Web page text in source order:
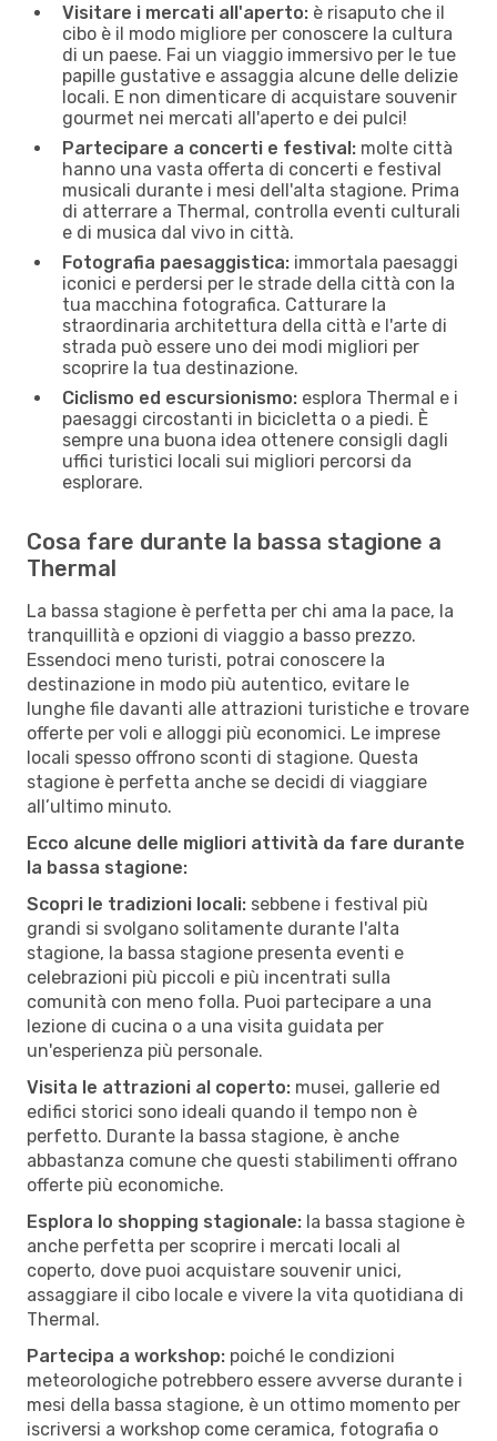
Visitare i mercati all'aperto: è risaputo che il
cibo è il modo migliore per conoscere la cultura
di un paese. Fai un viaggio immersivo per le tue
papille gustative e assaggia alcune delle delizie
locali. E non dimenticare di acquistare souvenir
gourmet nei mercati all'aperto e dei pulci!
Partecipare a concerti e festival: molte città
hanno una vasta offerta di concerti e festival
musicali durante i mesi dell'alta stagione. Prima
di atterrare a Thermal, controlla eventi culturali
e di musica dal vivo in città.
Fotografia paesaggistica: immortala paesaggi
iconici e perdersi per le strade della città con la
tua macchina fotografica. Catturare la
straordinaria architettura della città e l'arte di
strada può essere uno dei modi migliori per
scoprire la tua destinazione.
Ciclismo ed escursionismo: esplora Thermal e i
paesaggi circostanti in bicicletta o a piedi. È
sempre una buona idea ottenere consigli dagli
uffici turistici locali sui migliori percorsi da
esplorare.
Cosa fare durante la bassa stagione a
Thermal
La bassa stagione è perfetta per chi ama la pace, la
tranquillità e opzioni di viaggio a basso prezzo.
Essendoci meno turisti, potrai conoscere la
destinazione in modo più autentico, evitare le
lunghe file davanti alle attrazioni turistiche e trovare
offerte per voli e alloggi più economici. Le imprese
locali spesso offrono sconti di stagione. Questa
stagione è perfetta anche se decidi di viaggiare
all’ultimo minuto.
Ecco alcune delle migliori attività da fare durante
la bassa stagione:
Scopri le tradizioni locali: sebbene i festival più
grandi si svolgano solitamente durante l'alta
stagione, la bassa stagione presenta eventi e
celebrazioni più piccoli e più incentrati sulla
comunità con meno folla. Puoi partecipare a una
lezione di cucina o a una visita guidata per
un'esperienza più personale.
Visita le attrazioni al coperto: musei, gallerie ed
edifici storici sono ideali quando il tempo non è
perfetto. Durante la bassa stagione, è anche
abbastanza comune che questi stabilimenti offrano
offerte più economiche.
Esplora lo shopping stagionale: la bassa stagione è
anche perfetta per scoprire i mercati locali al
coperto, dove puoi acquistare souvenir unici,
assaggiare il cibo locale e vivere la vita quotidiana di
Thermal.
Partecipa a workshop: poiché le condizioni
meteorologiche potrebbero essere avverse durante i
mesi della bassa stagione, è un ottimo momento per
iscriversi a workshop come ceramica, fotografia o